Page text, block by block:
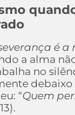
é a
a alma
no
debaixo
“Quem